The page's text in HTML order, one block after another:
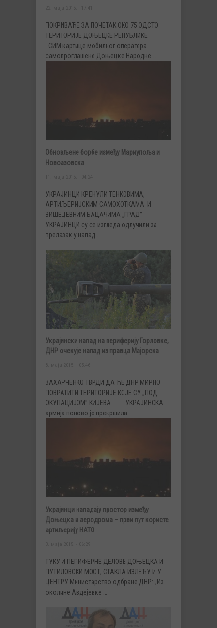
ПОКРИВАЋЕ ЗА ПОЧЕТАК ОКО 75 ОДСТО
ТЕРИТОРИЈЕ ДОЊЕЦКЕ РЕПУБЛИКЕ
СИМ картице мобилног оператера
самопроглашене Доњецке Народне …
Обновљене борбе између Мариупоља и
Новоазовска
УКРАЈИНЦИ КРЕНУЛИ ТЕНКОВИМА,
АРТИЉЕРИЈСКИМ САМОХОТКАМА И
ВИШЕЦЕВНИМ БАЦАЧИМА „ГРАД”
УКРАЈИНЦИ су се изгледа одлучили за
прелазак у напад …
Украјински напад на периферију Горловке,
ДНР очекује напад из правца Мајорска
ЗАХАРЧЕНКО ТВРДИ ДА ЋЕ ДНР МИРНО
ПОВРАТИТИ ТЕРИТОРИЈЕ КОЈЕ СУ „ПОД
ОКУПАЦИЈОМ” КИЈЕВА УКРАЈИНСКА
армија поново је прекршила …
Украјинци нападају простор између
Доњецка и аеродрома – први пут користе
артиљерију НАТО
ТУКУ И ПЕРИФЕРНЕ ДЕЛОВЕ ДОЊЕЦКА И
ПУТИЛОВСКИ МОСТ, СТАКЛА ИЗЛЕЋУ И У
ЦЕНТРУ Министарство одбране ДНР: „Из
околине Авдејевке …